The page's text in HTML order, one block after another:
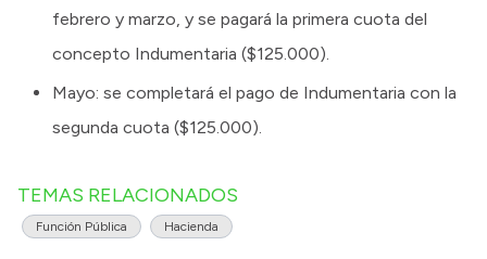
febrero y marzo, y se pagará la primera cuota del
concepto Indumentaria ($125.000).
Mayo: se completará el pago de Indumentaria con la
segunda cuota ($125.000).
TEMAS RELACIONADOS
Función Pública Hacienda